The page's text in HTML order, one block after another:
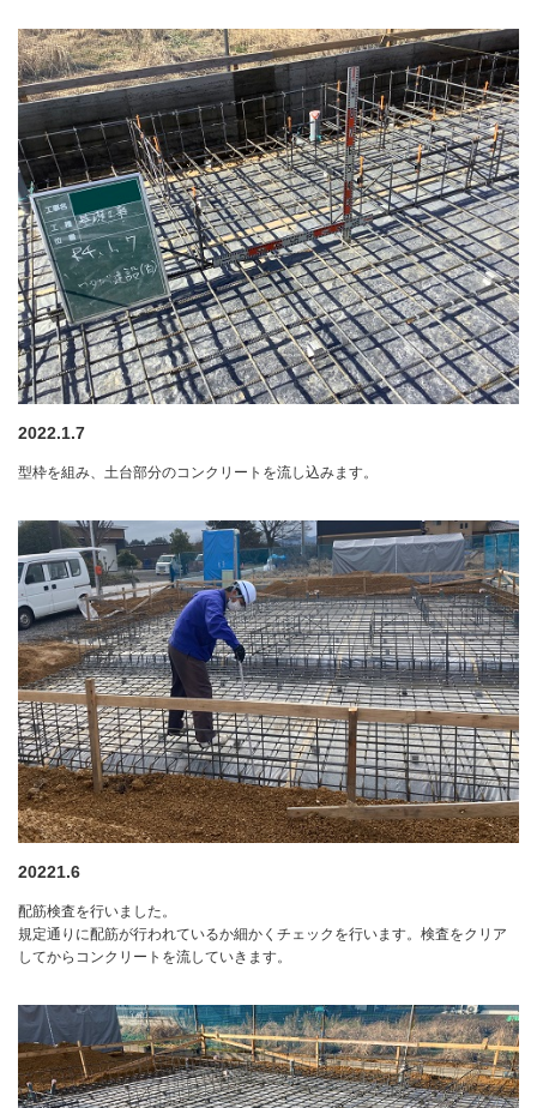
2022.1.7
型枠を組み、土台部分のコンクリートを流し込みます。
20221.6
配筋検査を行いました。
規定通りに配筋が行われているか細かくチェックを行います。検査をクリア
してからコンクリートを流していきます。